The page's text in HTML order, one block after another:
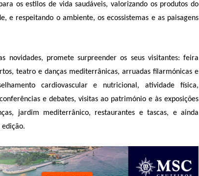
os estilos de vida saudáveis, valorizando os produtos do
e respeitando o ambiente, os ecossistemas e as paisagens
novidades, promete surpreender os seus visitantes: feira
teatro e danças mediterrânicas, arruadas filarmónicas e
cardiovascular e nutricional, atividade física,
e debates, visitas ao património e às exposições
jardim mediterrânico, restaurantes e tascas, e ainda
edição.